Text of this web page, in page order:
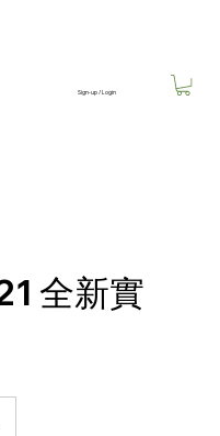
Sign-up / Login
全新實